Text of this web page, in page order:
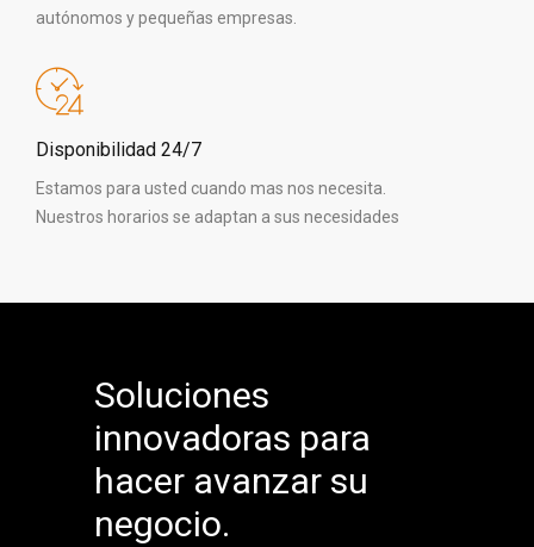
autónomos y pequeñas empresas.
Disponibilidad 24/7
Estamos para usted cuando mas nos necesita.
Nuestros horarios se adaptan a sus necesidades
Soluciones
innovadoras para
hacer avanzar su
negocio.